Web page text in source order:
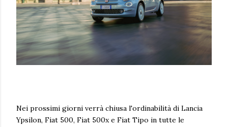
Nei prossimi giorni verrà chiusa l'ordinabilità di Lancia
Ypsilon, Fiat 500, Fiat 500x e Fiat Tipo in tutte le